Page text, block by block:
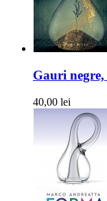
Gauri
40,00 lei